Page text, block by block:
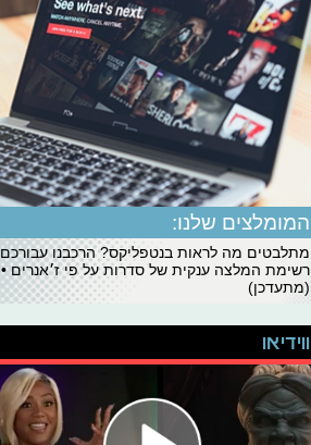
המומלצים שלנו:
מתלבטים מה לראות בנטפליקס? הרכבנו עבורכם
רשימת המלצה ענקית של סדרות על פי ז׳אנרים •
(מתעדכן)
ווידיאו